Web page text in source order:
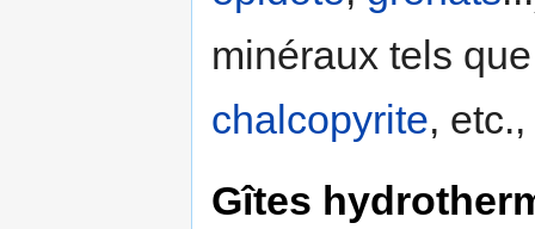
minéraux tels
chalcopyrite,
Gîtes